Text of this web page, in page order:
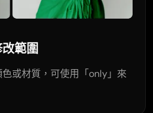
範圍
或材質，可使用「only」來